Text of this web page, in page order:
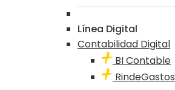
Línea Digital
Contabilidad Digital
BI Contable
RindeGastos